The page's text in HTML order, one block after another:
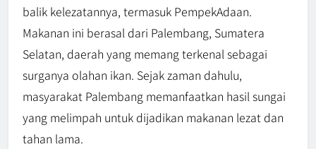
balik kelezatannya, termasuk PempekAdaan.
Makanan ini berasal dari Palembang, Sumatera
Selatan, daerah yang memang terkenal sebagai
surganya olahan ikan. Sejak zaman dahulu,
masyarakat Palembang memanfaatkan hasil sungai
yang melimpah untuk dijadikan makanan lezat dan
tahan lama.